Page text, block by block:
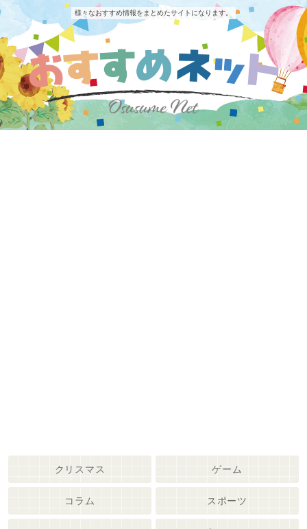
様々なおすすめ情報をまとめたサイトになります。
クリスマス ゲーム
コラム スポーツ